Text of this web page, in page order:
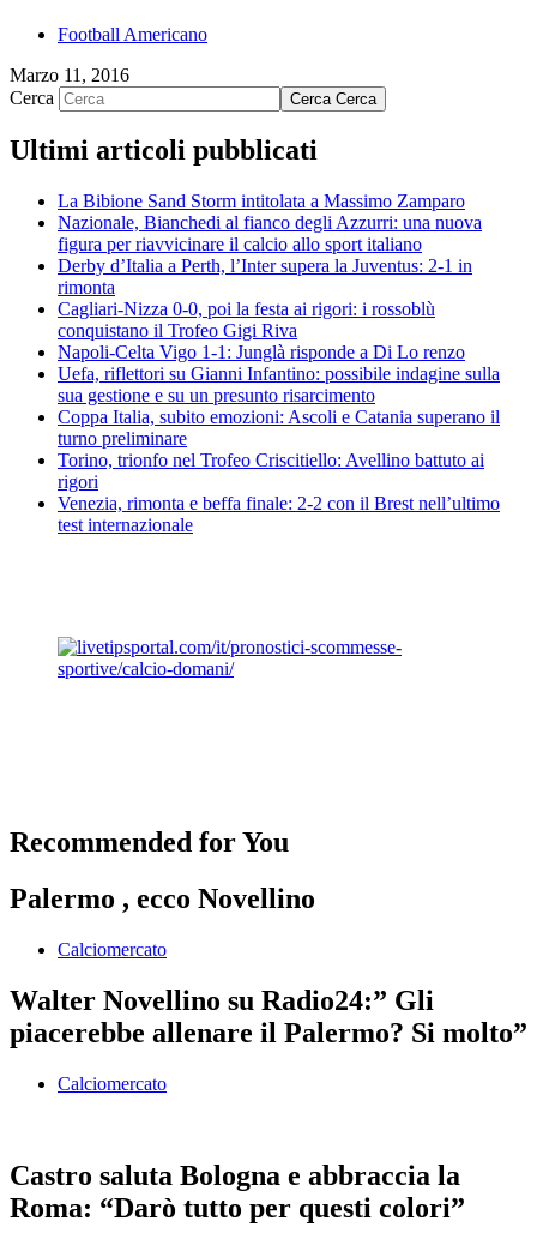
Football Americano
Marzo 11, 2016
Cerca
Cerca Cerca
Ultimi articoli pubblicati
La Bibione Sand Storm intitolata a Massimo Zamparo
Nazionale, Bianchedi al fianco degli Azzurri: una nuova
figura per riavvicinare il calcio allo sport italiano
Derby d’Italia a Perth, l’Inter supera la Juventus: 2-1 in
rimonta
Cagliari-Nizza 0-0, poi la festa ai rigori: i rossoblù
conquistano il Trofeo Gigi Riva
Napoli-Celta Vigo 1-1: Junglà risponde a Di Lo renzo
Uefa, riflettori su Gianni Infantino: possibile indagine sulla
sua gestione e su un presunto risarcimento
Coppa Italia, subito emozioni: Ascoli e Catania superano il
turno preliminare
Torino, trionfo nel Trofeo Criscitiello: Avellino battuto ai
rigori
Venezia, rimonta e beffa finale: 2-2 con il Brest nell’ultimo
test internazionale
Recommended for You
Palermo , ecco Novellino
Calciomercato
Walter Novellino su Radio24:” Gli
piacerebbe allenare il Palermo? Si molto”
Calciomercato
Castro saluta Bologna e abbraccia la
Roma: “Darò tutto per questi colori”